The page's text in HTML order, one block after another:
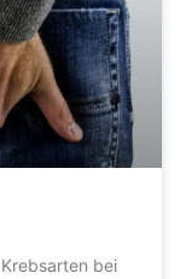
bei